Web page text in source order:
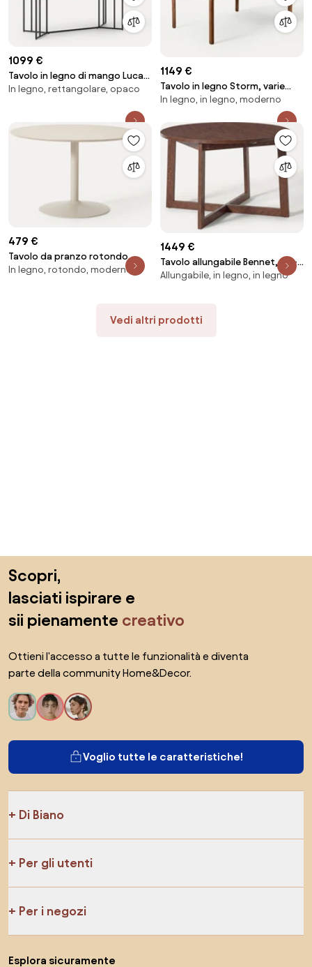
1099 €
Tavolo in legno di mango Luca,
varie misure
In legno, rettangolare, opaco
1149 €
Tavolo in legno Storm, varie
misure
In legno, in legno, moderno
479 €
Tavolo da pranzo rotondo
Menorca, varie misure
In legno, rotondo, moderno
1449 €
Tavolo allungabile Bennet, 115 -
215 x 75 cm
Allungabile, in legno, in legno
Vedi altri prodotti
Scopri,
lasciati ispirare e
sii pienamente creativo
Ottieni l'accesso a tutte le funzionalità e diventa
parte della community Home&Decor.
Voglio tutte le caratteristiche!
Di Biano
Per gli utenti
Per i negozi
Esplora sicuramente